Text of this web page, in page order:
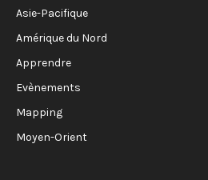
Asie-Pacifique
Amérique du Nord
Apprendre
Evènements
Mapping
Moyen-Orient